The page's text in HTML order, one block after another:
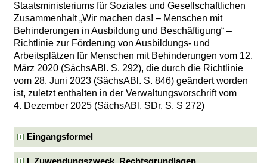
Staatsministeriums für Soziales und Gesellschaftlichen
Zusammenhalt „Wir machen das! – Menschen mit
Behinderungen in Ausbildung und Beschäftigung“ –
Richtlinie zur Förderung von Ausbildungs- und
Arbeitsplätzen für Menschen mit Behinderungen vom 12.
März 2020 (SächsABl. S. 292), die durch die Richtlinie
vom 28. Juni 2023 (SächsABl. S. 846) geändert worden
ist, zuletzt enthalten in der Verwaltungsvorschrift vom
4. Dezember 2025 (SächsABl. SDr. S. S 272)
Eingangsformel